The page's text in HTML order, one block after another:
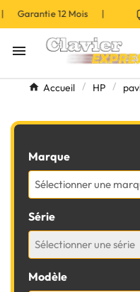
| Garantie 12 Mois |

Accueil HP
Marque
Sélectionner une
Série
Sélectionner une série
Modèle